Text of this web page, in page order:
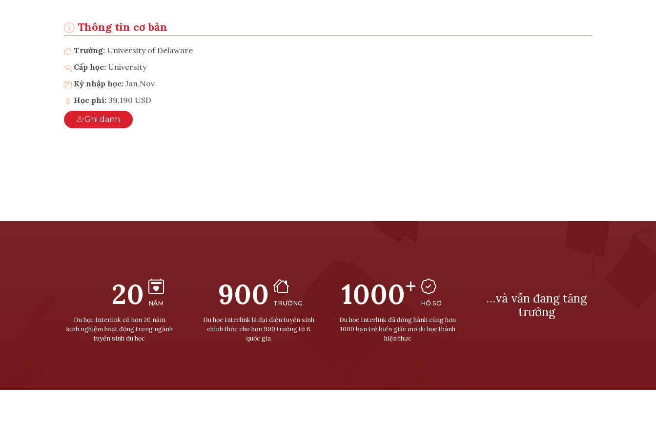
Thông tin cơ bản
Trường: University of Delaware
Cấp học: University
Kỳ nhập học: Jan,Nov
Học phí: 39,190 USD
Ghi danh
20 NĂM
Du học Interlink có hơn 20 năm
kinh nghiệm hoạt động trong ngành
tuyển sinh du học
900 TRƯỜNG
Du học Interlink là đại diện tuyển sinh
chính thức cho hơn 900 trường từ 6
quốc gia
1000+
HỒ SƠ
Du học Interlink đã đồng hành cùng hơn
1000 bạn trẻ biến giấc mơ du học thành
hiện thực
…và vẫn đang tăng
trưởng